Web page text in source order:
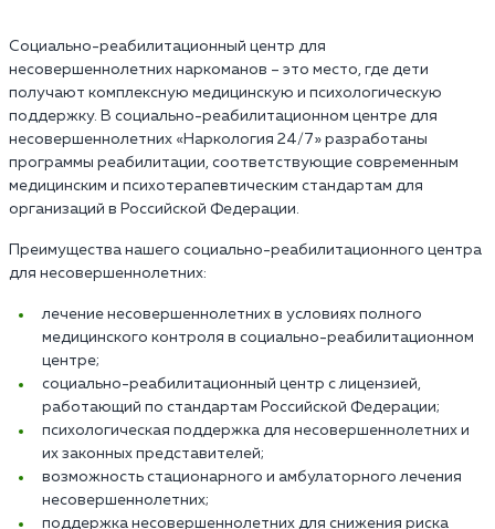
Социально-реабилитационный центр для
несовершеннолетних наркоманов – это место, где дети
получают комплексную медицинскую и психологическую
поддержку. В социально-реабилитационном центре для
несовершеннолетних «Наркология 24/7» разработаны
программы реабилитации, соответствующие современным
медицинским и психотерапевтическим стандартам для
организаций в Российской Федерации.
Преимущества нашего социально-реабилитационного центра
для несовершеннолетних:
лечение несовершеннолетних в условиях полного
медицинского контроля в социально-реабилитационном
центре;
социально-реабилитационный центр с лицензией,
работающий по стандартам Российской Федерации;
психологическая поддержка для несовершеннолетних и
их законных представителей;
возможность стационарного и амбулаторного лечения
несовершеннолетних;
поддержка несовершеннолетних для снижения риска